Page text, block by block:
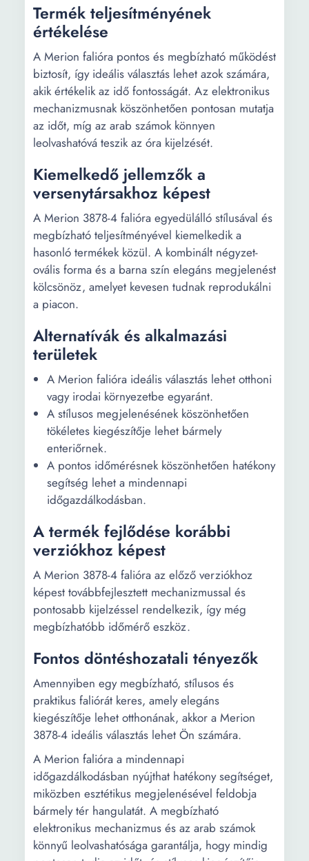
Termék teljesítményének
értékelése
A Merion falióra pontos és megbízható működést
biztosít, így ideális választás lehet azok számára,
akik értékelik az idő fontosságát. Az elektronikus
mechanizmusnak köszönhetően pontosan mutatja
az időt, míg az arab számok könnyen
leolvashatóvá teszik az óra kijelzését.
Kiemelkedő jellemzők a
versenytársakhoz képest
A Merion 3878-4 falióra egyedülálló stílusával és
megbízható teljesítményével kiemelkedik a
hasonló termékek közül. A kombinált négyzet-
ovális forma és a barna szín elegáns megjelenést
kölcsönöz, amelyet kevesen tudnak reprodukálni
a piacon.
Alternatívák és alkalmazási
területek
A Merion falióra ideális választás lehet otthoni
vagy irodai környezetbe egyaránt.
A stílusos megjelenésének köszönhetően
tökéletes kiegészítője lehet bármely
enteriőrnek.
A pontos időmérésnek köszönhetően hatékony
segítség lehet a mindennapi
időgazdálkodásban.
A termék fejlődése korábbi
verziókhoz képest
A Merion 3878-4 falióra az előző verziókhoz
képest továbbfejlesztett mechanizmussal és
pontosabb kijelzéssel rendelkezik, így még
megbízhatóbb időmérő eszköz.
Fontos döntéshozatali tényezők
Amennyiben egy megbízható, stílusos és
praktikus faliórát keres, amely elegáns
kiegészítője lehet otthonának, akkor a Merion
3878-4 ideális választás lehet Ön számára.
A Merion falióra a mindennapi
időgazdálkodásban nyújthat hatékony segítséget,
miközben esztétikus megjelenésével feldobja
bármely tér hangulatát. A megbízható
elektronikus mechanizmus és az arab számok
könnyű leolvashatósága garantálja, hogy mindig